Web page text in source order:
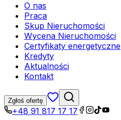
O nas
Praca
Skup Nieruchomości
Wycena Nieruchomości
Certyfikaty energetyczne
Kredyty
Aktualności
Kontakt
Zgłoś ofertę
+48 91 817 17 17